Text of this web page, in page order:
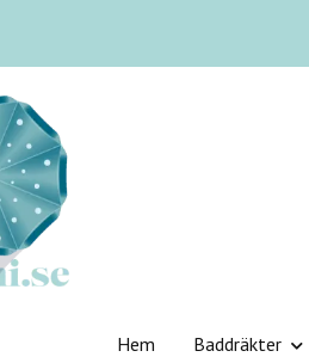
Hem Baddräkter